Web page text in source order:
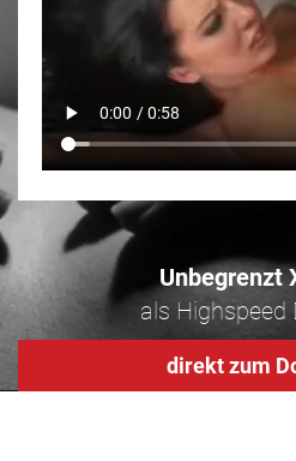
Unbegrenzt
als Highspeed
direkt zum